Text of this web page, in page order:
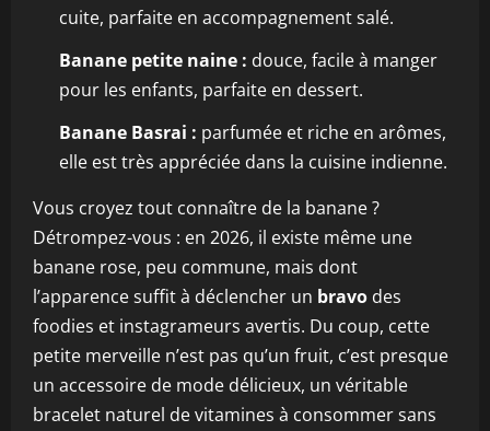
cuite, parfaite en accompagnement salé.
Banane petite naine : douce, facile à manger
pour les enfants, parfaite en dessert.
Banane Basrai : parfumée et riche en arômes,
elle est très appréciée dans la cuisine indienne.
Vous croyez tout connaître de la banane ?
Détrompez-vous : en 2026, il existe même une
banane rose, peu commune, mais dont
l’apparence suffit à déclencher un bravo des
foodies et instagrameurs avertis. Du coup, cette
petite merveille n’est pas qu’un fruit, c’est presque
un accessoire de mode délicieux, un véritable
bracelet naturel de vitamines à consommer sans